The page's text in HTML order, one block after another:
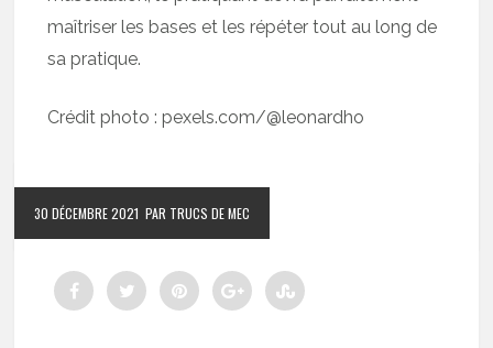
maîtriser les bases et les répéter tout au long de
sa pratique.
Crédit photo : pexels.com/@leonardho
30 DÉCEMBRE 2021 PAR TRUCS DE MEC